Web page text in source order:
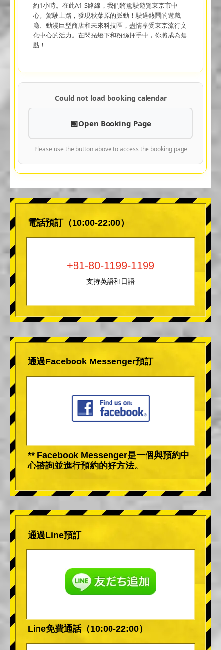
約1小時。在此A1-S路線，我們將駕駛遊覽東京市中
心。駕駛上路，發現秋葉原的脈動！駛過熱鬧的遊戲
廳、動漫巨型商店和未來科技區，盡情享受東京流行文
化中心的活力。在閃光燈下和粉絲揮手中，你將成為焦
點！
Could not load booking calendar
Open Booking Page
Please use the button above to access the booking page
電話預訂（10:00-22:00）
+81-80-1199-1199
支持英語和日語
通過Facebook Messenger預訂
** Facebook Messenger是一個與預約中
心諮詢並進行預約的好方法。
通過Line預訂
Line免費通話（10:00-22:00）